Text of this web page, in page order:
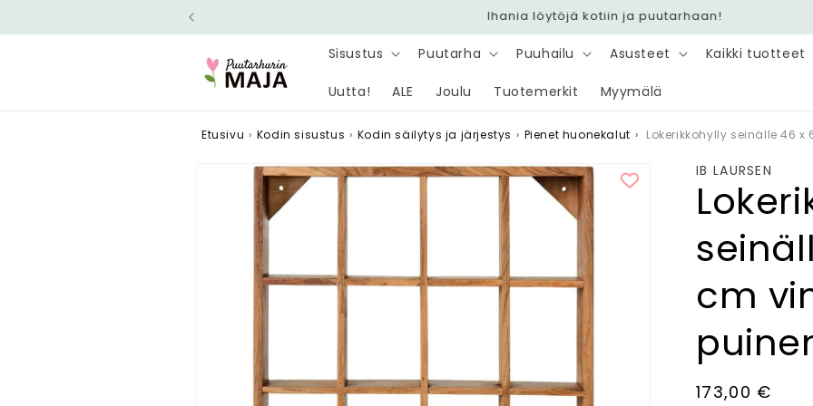
sisältöön
Nopea toimitus 6,90 € - Ilmainen yli 100 € tilauksiin
Sisustus Puutarha Puuhailu Asusteet Kaikki tuotteet
Uutta! ALE Joulu Tuotemerkit Myymälä
Etusivu › Kodin sisustus › Kodin säilytys ja järjestys › Pienet huonekalut › Lokerikkohylly seinälle 46
tuotetietoihin
IB LAURSEN
cm
173,00 €